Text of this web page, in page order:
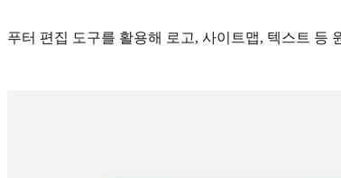
푸터 편집 도구를 활용해 로고, 사이트맵, 텍스트 등